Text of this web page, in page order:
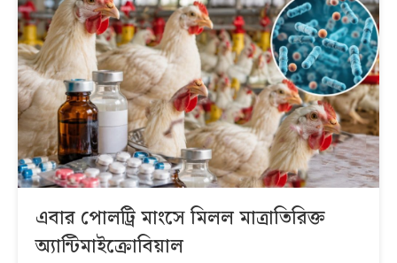
এবার পোলট্রি মাংসে মিলল মাত্রাতিরিক্ত
অ্যান্টিমাইক্রোবিয়াল